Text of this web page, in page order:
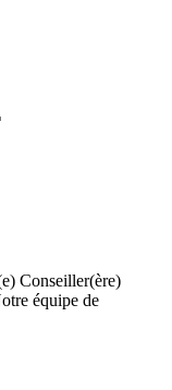
Conseiller(ère)
équipe de